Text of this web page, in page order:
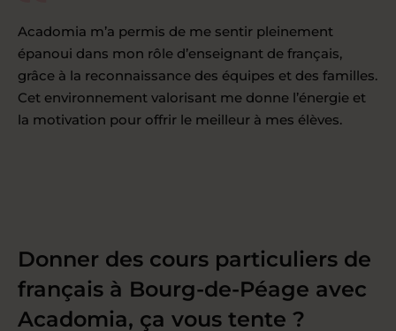
Acadomia m’a permis de me sentir pleinement
épanoui dans mon rôle d’enseignant de français,
grâce à la reconnaissance des équipes et des familles.
Cet environnement valorisant me donne l’énergie et
la motivation pour offrir le meilleur à mes élèves.
Donner des cours particuliers de
français à Bourg-de-Péage avec
Acadomia, ça vous tente ?